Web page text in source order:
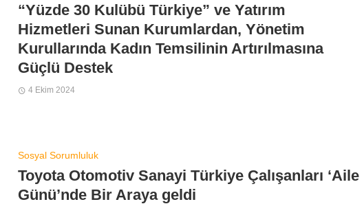
“Yüzde 30 Kulübü Türkiye” ve Yatırım
Hizmetleri Sunan Kurumlardan, Yönetim
Kurullarında Kadın Temsilinin Artırılmasına
Güçlü Destek
4 Ekim 2024
Sosyal Sorumluluk
Toyota Otomotiv Sanayi Türkiye Çalışanları ‘Aile
Günü’nde Bir Araya geldi